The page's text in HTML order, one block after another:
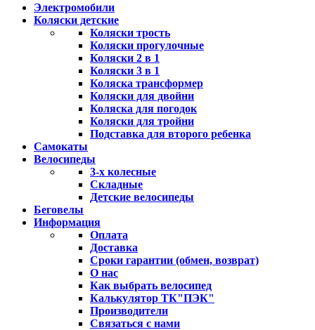
Электромобили
Коляски детские
Коляски трость
Коляски прогулочные
Коляски 2 в 1
Коляски 3 в 1
Коляска трансформер
Коляски для двойни
Коляска для погодок
Коляски для тройни
Подставка для второго ребенка
Самокаты
Велосипеды
3-х колесные
Складные
Детские велосипеды
Беговелы
Информация
Оплата
Доставка
Сроки гарантии (обмен, возврат)
О нас
Как выбрать велосипед
Калькулятор ТК"ПЭК"
Производители
Связаться с нами